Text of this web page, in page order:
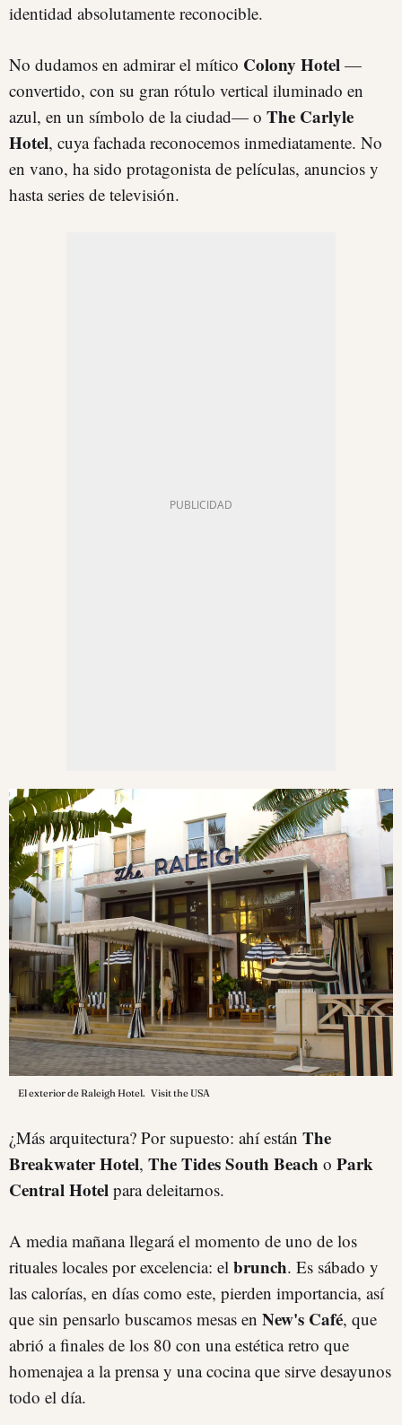
identidad absolutamente reconocible.
No dudamos en admirar el mítico Colony Hotel —
convertido, con su gran rótulo vertical iluminado en
azul, en un símbolo de la ciudad— o The Carlyle
Hotel, cuya fachada reconocemos inmediatamente. No
en vano, ha sido protagonista de películas, anuncios y
hasta series de televisión.
El exterior de Raleigh Hotel. Visit the USA
¿Más arquitectura? Por supuesto: ahí están The
Breakwater Hotel, The Tides South Beach o Park
Central Hotel para deleitarnos.
A media mañana llegará el momento de uno de los
rituales locales por excelencia: el brunch. Es sábado y
las calorías, en días como este, pierden importancia, así
que sin pensarlo buscamos mesas en New's Café, que
abrió a finales de los 80 con una estética retro que
homenajea a la prensa y una cocina que sirve desayunos
todo el día.